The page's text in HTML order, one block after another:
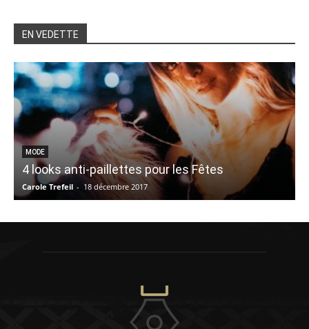
EN VEDETTE
MODE
4 looks anti-paillettes pour les Fêtes
Carole Trefeil - 18 décembre 2017